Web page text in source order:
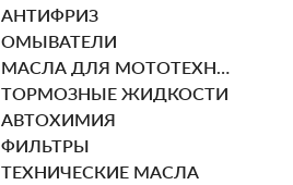
АНТИФРИЗ
ОМЫВАТЕЛИ
МАСЛА ДЛЯ МОТОТЕХНИКИ
ТОРМОЗНЫЕ ЖИДКОСТИ
АВТОХИМИЯ
ФИЛЬТРЫ
ТЕХНИЧЕСКИЕ МАСЛА